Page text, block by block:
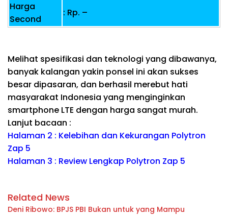
Harga
Second
: Rp. –
Melihat spesifikasi dan teknologi yang dibawanya,
banyak kalangan yakin ponsel ini akan sukses
besar dipasaran, dan berhasil merebut hati
masyarakat Indonesia yang menginginkan
smartphone LTE dengan harga sangat murah.
Lanjut bacaan :
Halaman 2 : Kelebihan dan Kekurangan Polytron
Zap 5
Halaman 3 : Review Lengkap Polytron Zap 5
Related News
Deni Ribowo: BPJS PBI Bukan untuk yang Mampu